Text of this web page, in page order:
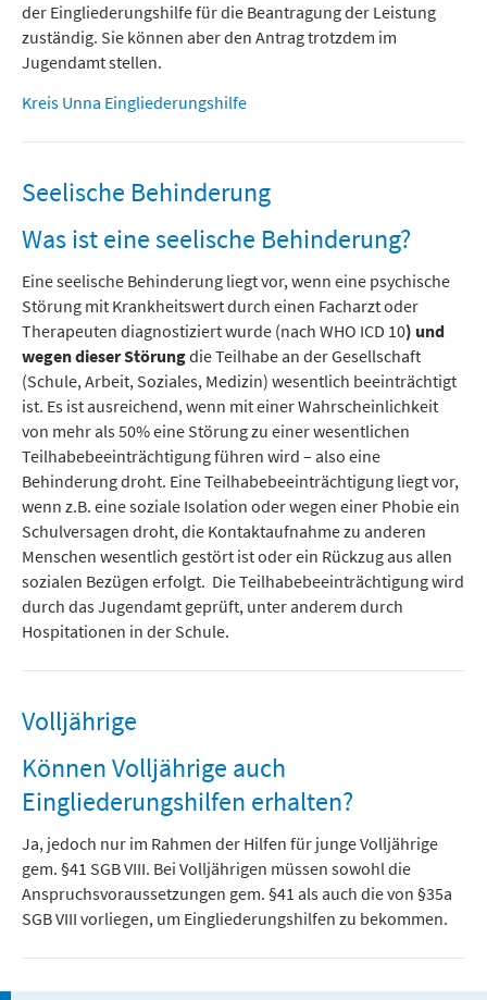
der Eingliederungshilfe für die Beantragung der Leistung
zuständig. Sie können aber den Antrag trotzdem im
Jugendamt stellen.
Kreis Unna Eingliederungshilfe
Seelische Behinderung
Was ist eine seelische Behinderung?
Eine seelische Behinderung liegt vor, wenn eine psychische
Störung mit Krankheitswert durch einen Facharzt oder
Therapeuten diagnostiziert wurde (nach WHO ICD 10) und
wegen dieser Störungdie Teilhabe an der Gesellschaft
(Schule, Arbeit, Soziales, Medizin) wesentlich beeinträchtigt
ist. Es ist ausreichend, wenn mit einer Wahrscheinlichkeit
von mehr als 50% eine Störung zu einer wesentlichen
Teilhabebeeinträchtigung führen wird – also eine
Behinderung droht. Eine Teilhabebeeinträchtigung liegt vor,
wenn z.B. eine soziale Isolation oder wegen einer Phobie ein
Schulversagen droht, die Kontaktaufnahme zu anderen
Menschen wesentlich gestört ist oder ein Rückzug aus allen
sozialen Bezügen erfolgt. Die Teilhabebeeinträchtigung wird
durch das Jugendamt geprüft, unter anderem durch
Hospitationen in der Schule.
Volljährige
Können Volljährige auch
Eingliederungshilfen erhalten?
Ja, jedoch nur im Rahmen der Hilfen für junge Volljährige
gem. §41 SGB VIII. Bei Volljährigen müssen sowohl die
Anspruchsvoraussetzungen gem. §41 als auch die von §35a
SGB VIII vorliegen, um Eingliederungshilfen zu bekommen.